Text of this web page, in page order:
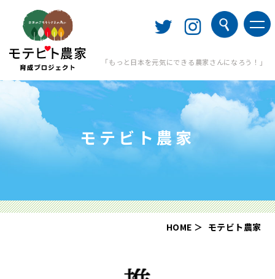
「もっと日本を元気にできる農家さんになろう！」
モテビト農家
HOME モテビト農家